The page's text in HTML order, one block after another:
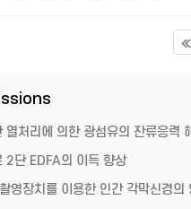
열처리에 의한 광섬유의 잔류응력
2단 EDFA의 이득 향상
영장치를 이용한 인간 각막신경의